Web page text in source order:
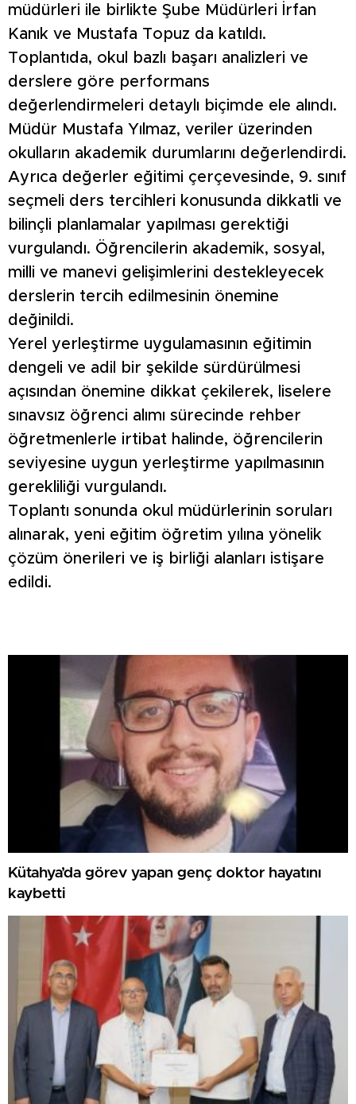
müdürleri ile birlikte Şube Müdürleri İrfan
Kanık ve Mustafa Topuz da katıldı.
Toplantıda, okul bazlı başarı analizleri ve
derslere göre performans
değerlendirmeleri detaylı biçimde ele alındı.
Müdür Mustafa Yılmaz, veriler üzerinden
okulların akademik durumlarını değerlendirdi.
Ayrıca değerler eğitimi çerçevesinde, 9. sınıf
seçmeli ders tercihleri konusunda dikkatli ve
bilinçli planlamalar yapılması gerektiği
vurgulandı. Öğrencilerin akademik, sosyal,
milli ve manevi gelişimlerini destekleyecek
derslerin tercih edilmesinin önemine
değinildi.
Yerel yerleştirme uygulamasının eğitimin
dengeli ve adil bir şekilde sürdürülmesi
açısından önemine dikkat çekilerek, liselere
sınavsız öğrenci alımı sürecinde rehber
öğretmenlerle irtibat halinde, öğrencilerin
seviyesine uygun yerleştirme yapılmasının
gerekliliği vurgulandı.
Toplantı sonunda okul müdürlerinin soruları
alınarak, yeni eğitim öğretim yılına yönelik
çözüm önerileri ve iş birliği alanları istişare
edildi.
Kütahya’da görev yapan genç doktor hayatını
kaybetti